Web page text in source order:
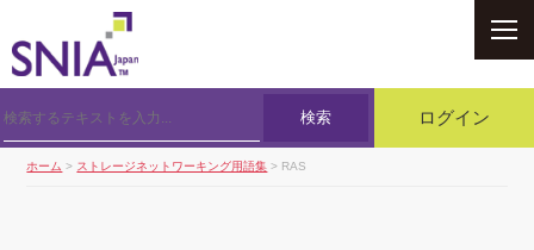
検索 ログイン
ホーム > ストレージネットワーキング用語集 > RAS